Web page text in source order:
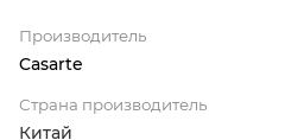
Производитель
Casarte
Страна производитель
Китай